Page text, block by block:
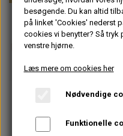
PROJEKTER
TEKNISK DATA
VANDPOLERINGPå lager
besøgende. Du kan altid
på linket 'Cookies' nederst
cookies vi benytter? Så
venstre hjørne.
Læs mere om cookies her
Nødvendige
Funktionelle